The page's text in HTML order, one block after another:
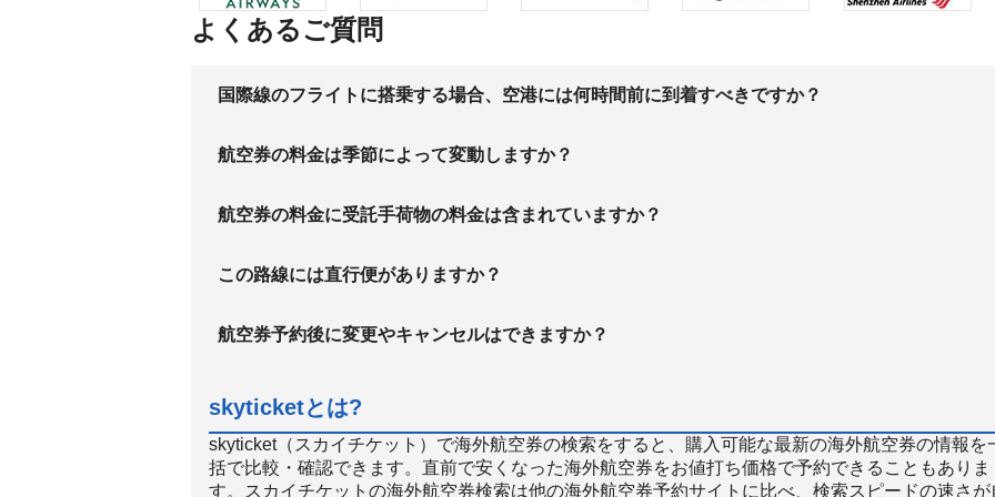
よくあるご質問
国際線のフライトに搭乗する場合、空港には何時間前に到着すべきですか？
航空券の料金は季節によって変動しますか？
航空券の料金に受託手荷物の料金は含まれていますか？
この路線には直行便がありますか？
航空券予約後に変更やキャンセルはできますか？
skyticketとは?
skyticket（スカイチケット）で海外航空券の検索をすると、購入可能な最新の海外航空券の情報を
括で比較・確認できます。直前で安くなった海外航空券をお値打ち価格で予約できることもありま
す。スカイチケットの海外航空券検索は他の海外航空券予約サイトに比べ、検索スピードの速さが